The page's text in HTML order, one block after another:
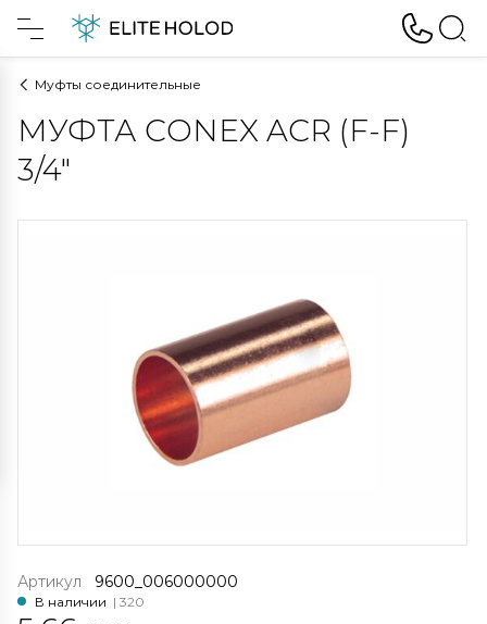
Муфты соединительные
МУФТА CONEX ACR (F-F)
3/4"
Артикул 9600_006000000
В наличии | 320